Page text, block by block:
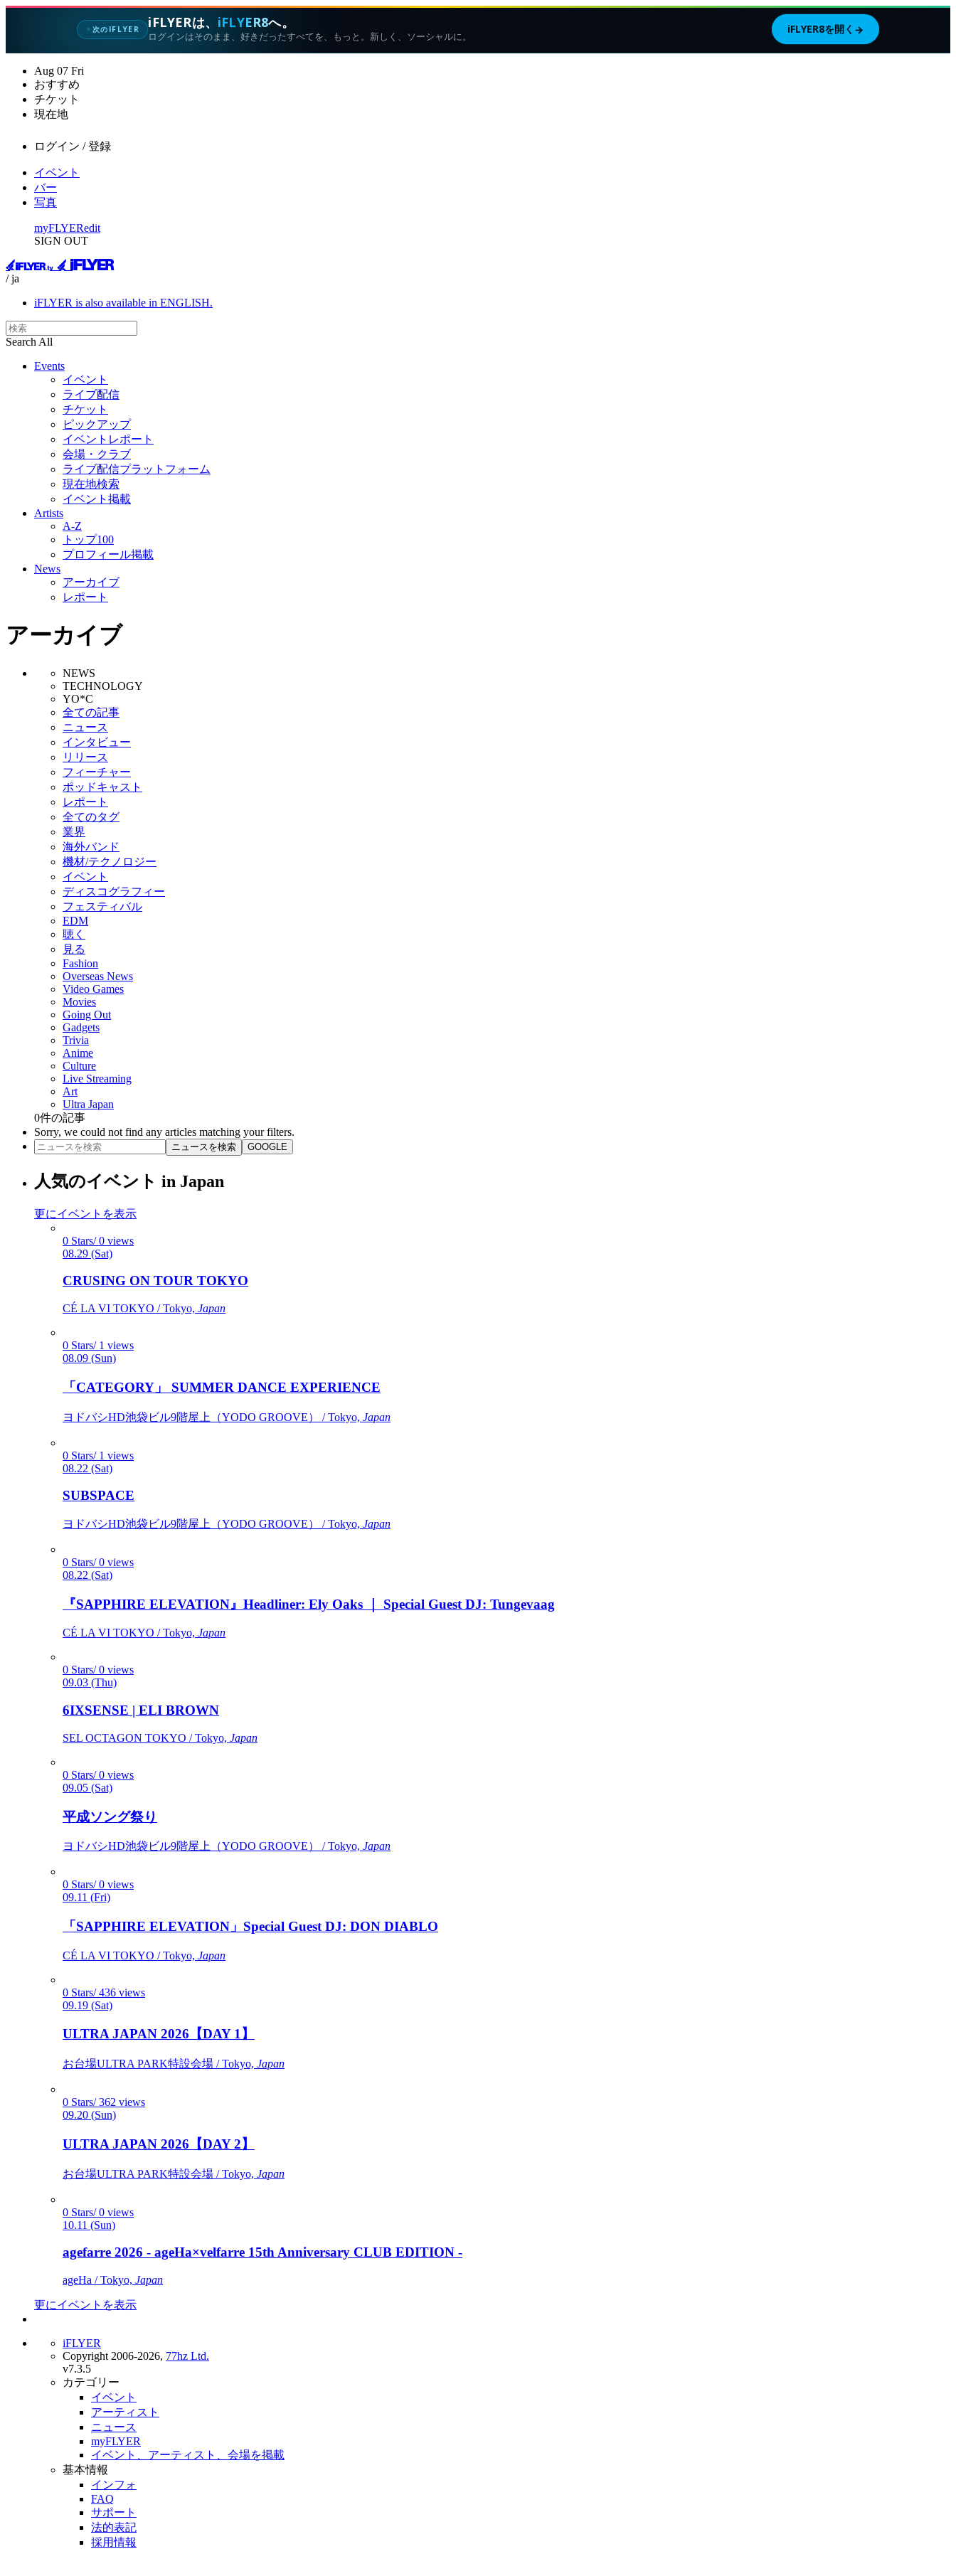
✦次のIFLYER iFLYERは、 iFLYER8へ。
ログインはそのまま、好きだったすべてを、もっと。新しく、ソーシャルに。
iFLYER8を開く →
Aug 07 Fri
おすすめ
チケット
現在地
ログイン / 登録
イベント
バー
写真
myFLYERedit
SIGN OUT
/ ja
iFLYER is also available in ENGLISH.
Search All
Events
イベント
ライブ配信
チケット
ピックアップ
イベントレポート
会場・クラブ
ライブ配信プラットフォーム
現在地検索
イベント掲載
Artists
A-Z
トップ100
プロフィール掲載
News
アーカイブ
レポート
アーカイブ
NEWS
TECHNOLOGY
YO*C
全ての記事
ニュース
インタビュー
リリース
フィーチャー
ポッドキャスト
レポート
全てのタグ
業界
海外バンド
機材/テクノロジー
イベント
ディスコグラフィー
フェスティバル
EDM
聴く
見る
Fashion
Overseas News
Video Games
Movies
Going Out
Gadgets
Trivia
Anime
Culture
Live Streaming
Art
Ultra Japan
0件の記事
Sorry, we could not find any articles matching your filters.
ニュースを検索 GOOGLE
人気のイベント in Japan
更にイベントを表示
0 Stars/ 0 views
08.29 (Sat)
CRUSING ON TOUR TOKYO
CÉ LA VI TOKYO / Tokyo, Japan
0 Stars/ 1 views
08.09 (Sun)
「CATEGORY」 SUMMER DANCE EXPERIENCE
ヨドバシHD池袋ビル9階屋上（YODO GROOVE） / Tokyo, Japan
0 Stars/ 1 views
08.22 (Sat)
SUBSPACE
ヨドバシHD池袋ビル9階屋上（YODO GROOVE） / Tokyo, Japan
0 Stars/ 0 views
08.22 (Sat)
『SAPPHIRE ELEVATION』Headliner: Ely Oaks ｜ Special Guest DJ: Tungevaag
CÉ LA VI TOKYO / Tokyo, Japan
0 Stars/ 0 views
09.03 (Thu)
6IXSENSE | ELI BROWN
SEL OCTAGON TOKYO / Tokyo, Japan
0 Stars/ 0 views
09.05 (Sat)
平成ソング祭り
ヨドバシHD池袋ビル9階屋上（YODO GROOVE） / Tokyo, Japan
0 Stars/ 0 views
09.11 (Fri)
「SAPPHIRE ELEVATION」Special Guest DJ: DON DIABLO
CÉ LA VI TOKYO / Tokyo, Japan
0 Stars/ 436 views
09.19 (Sat)
ULTRA JAPAN 2026【DAY 1】
お台場ULTRA PARK特設会場 / Tokyo, Japan
0 Stars/ 362 views
09.20 (Sun)
ULTRA JAPAN 2026【DAY 2】
お台場ULTRA PARK特設会場 / Tokyo, Japan
0 Stars/ 0 views
10.11 (Sun)
agefarre 2026 - ageHa×velfarre 15th Anniversary CLUB EDITION -
ageHa / Tokyo, Japan
更にイベントを表示
iFLYER
Copyright 2006-2026, 77hz Ltd.
v7.3.5
カテゴリー
イベント
アーティスト
ニュース
myFLYER
イベント、アーティスト、会場を掲載
基本情報
インフォ
FAQ
サポート
法的表記
採用情報